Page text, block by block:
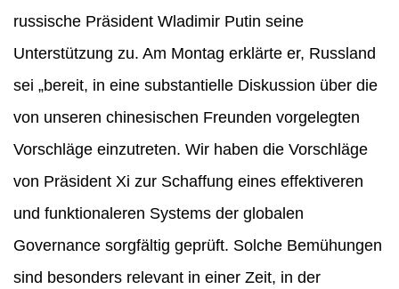
russische Präsident Wladimir Putin seine
Unterstützung zu. Am Montag erklärte er, Russland
sei „bereit, in eine substantielle Diskussion über die
von unseren chinesischen Freunden vorgelegten
Vorschläge einzutreten. Wir haben die Vorschläge
von Präsident Xi zur Schaffung eines effektiveren
und funktionaleren Systems der globalen
Governance sorgfältig geprüft. Solche Bemühungen
sind besonders relevant in einer Zeit, in der